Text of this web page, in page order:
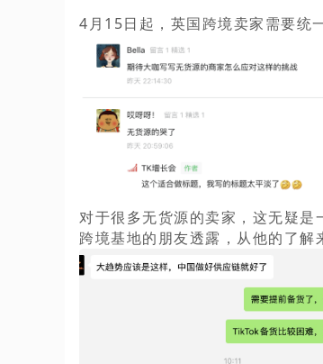
4月15日起，英国跨境卖家需要统
对于很多无货源的卖家，这无疑是
跨境基地的朋友透露，从他的了解